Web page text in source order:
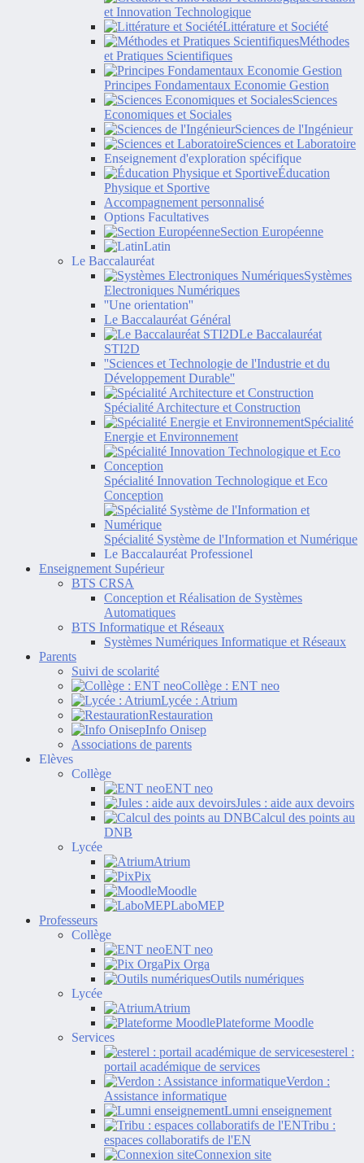
et Innovation Technologique
Littérature et Société
Méthodes
et Pratiques Scientifiques
Principes Fondamentaux Economie Gestion
Sciences
Economiques et Sociales
Sciences de l'Ingénieur
Sciences et Laboratoire
Enseignement d'exploration spécifique
Éducation
Physique et Sportive
Accompagnement personnalisé
Options Facultatives
Section Européenne
Latin
Le Baccalauréat
Systèmes
Electroniques Numériques
''Une orientation''
Le Baccalauréat Général
Le Baccalauréat
STI2D
''Sciences et Technologie de l'Industrie et du
Développement Durable''
Spécialité Architecture et Construction
Spécialité
Energie et Environnement
Spécialité Innovation Technologique et Eco
Conception
Spécialité Système de l'Information et Numérique
Le Baccalauréat Professionel
Enseignement Supérieur
BTS CRSA
Conception et Réalisation de Systèmes
Automatiques
BTS Informatique et Réseaux
Systèmes Numériques Informatique et Réseaux
Parents
Suivi de scolarité
Collège : ENT neo
Lycée : Atrium
Restauration
Info Onisep
Associations de parents
Elèves
Collège
ENT neo
Jules : aide aux devoirs
Calcul des points au
DNB
Lycée
Atrium
Pix
Moodle
LaboMEP
Professeurs
Collège
ENT neo
Pix Orga
Outils numériques
Lycée
Atrium
Plateforme Moodle
Services
esterel :
portail académique de services
Verdon :
Assistance informatique
Lumni enseignement
Tribu :
espaces collaboratifs de l'EN
Connexion site